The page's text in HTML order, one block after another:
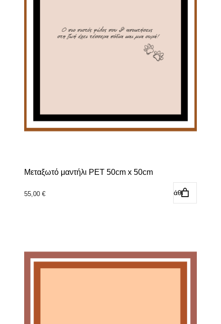
Μεταξωτό μαντήλι PET 50cm x 50cm
55,00 € Προσθήκη στο καλάθι